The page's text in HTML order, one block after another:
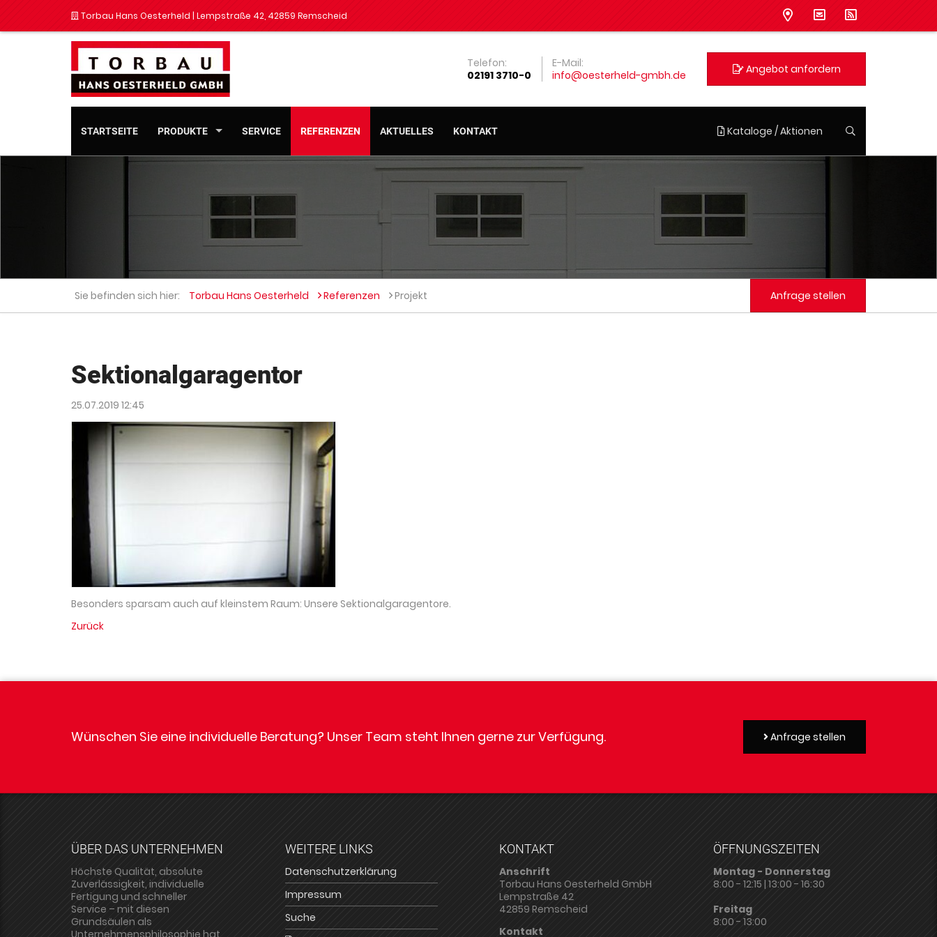
Torbau Hans Oesterheld | Lempstraße 42, 42859 Remscheid
Telefon:
02191 3710-0
E-Mail:
info@oesterheld-gmbh.de
Angebot anfordern
STARTSEITE PRODUKTE SERVICE REFERENZEN AKTUELLES KONTAKT Kataloge / Aktionen
Sie befinden sich hier: Torbau Hans Oesterheld Referenzen Projekt Anfrage stellen
Sektionalgaragentor
25.07.2019 12:45
Besonders sparsam auch auf kleinstem Raum: Unsere Sektionalgaragentore.
Zurück
Wünschen Sie eine individuelle Beratung? Unser Team steht Ihnen gerne zur Verfügung. Anfrage stellen
ÜBER DAS UNTERNEHMEN
Höchste Qualität, absolute
Zuverlässigkeit, individuelle
Fertigung und schneller
Service – mit diesen
Grundsäulen als
WEITERE LINKS
Datenschutzerklärung
Impressum
Suche
KONTAKT
Anschrift
Torbau Hans Oesterheld GmbH
Lempstraße 42
42859 Remscheid
Kontakt
ÖFFNUNGSZEITEN
Montag - Donnerstag
8:00 - 12:15 | 13:00 - 16:30
Freitag
8:00 - 13:00